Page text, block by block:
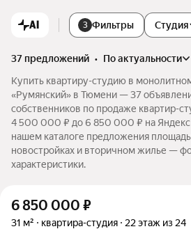
AI 3 Фильтры Студия
37 предложений •
по актуальности
Купить квартиру-студию в
«Румянский» в Тюмени — 37
собственников по продаже квартир-
4 500 000 ₽ до 6 850 000 ₽ на
нашем каталоге предложения
новостройках и вторичном жилье —
характеристики.
6 850 000 ₽
31 м² квартира-студия 22 этаж из 24